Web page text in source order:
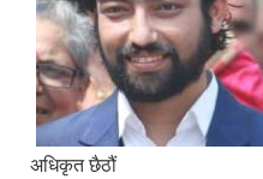
अधिकृत छैठौं